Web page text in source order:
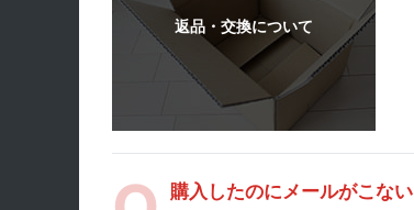
購入したのにメールがこない